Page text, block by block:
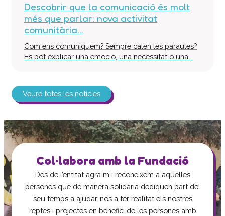
Descobrir que la comunicació és molt
més que parlar: nova activitat
comunitària...
Com ens comuniquem? Sempre calen les paraules?
Es pot explicar una emoció, una necessitat o una...
Veure totes les notícies
Col·labora amb la Fundació
Des de l’entitat agraïm i reconeixem a aquelles
persones que de manera solidària dediquen part del
seu temps a ajudar-nos a fer realitat els nostres
reptes i projectes en benefici de les persones amb